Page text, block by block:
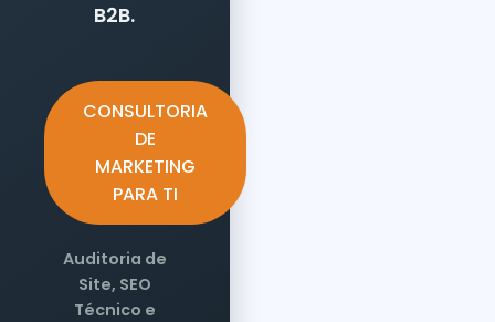
B2B.
CONSULTORIA
DE
MARKETING
PARA TI
Auditoria de
Site, SEO
Técnico e